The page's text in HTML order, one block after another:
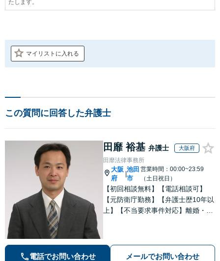
たします。
マイリストに入れる
この質問に回答した弁護士
田靡 裕基 弁護士 大阪府
田靡法律事務所
大阪
府
池田
市
営業時間：00:00~23:59
（土日祝日）
【初回相談無料】【電話相談可】
【元防衛庁勤務】【弁護士歴10年以
上】【不当要求事件対応】離婚・男
が得られるように尽力いたします。
電話でお問い合わせ メールでお問い合わせ